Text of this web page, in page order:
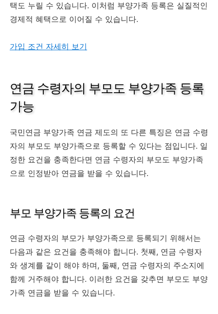
택도 누릴 수 있습니다. 이처럼 부양가족 등록은 실질적인
경제적 혜택으로 이어질 수 있습니다.
가입 조건 자세히 보기
연금 수령자의 부모도 부양가족 등록
가능
국민연금 부양가족 연금 제도의 또 다른 특징은 연금 수령
자의 부모도 부양가족으로 등록할 수 있다는 점입니다. 일
정한 요건을 충족한다면 연금 수령자의 부모도 부양가족
으로 인정받아 연금을 받을 수 있습니다.
부모 부양가족 등록의 요건
연금 수령자의 부모가 부양가족으로 등록되기 위해서는
다음과 같은 요건을 충족해야 합니다. 첫째, 연금 수령자
와 생계를 같이 해야 하며, 둘째, 연금 수령자의 주소지에
함께 거주해야 합니다. 이러한 요건을 갖추면 부모도 부양
가족 연금을 받을 수 있습니다.